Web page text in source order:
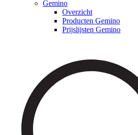
Gemino
Overzicht
Producten Gemino
Prijslijsten Gemino